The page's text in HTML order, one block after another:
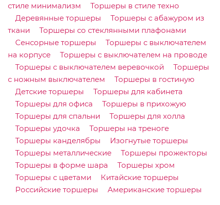
стиле минимализм
Торшеры в стиле техно
Деревянные торшеры
Торшеры с абажуром из
ткани
Торшеры со стеклянными плафонами
Сенсорные торшеры
Торшеры с выключателем
на корпусе
Торшеры с выключателем на проводе
Торшеры с выключателем веревочкой
Торшеры
с ножным выключателем
Торшеры в гостиную
Детские торшеры
Торшеры для кабинета
Торшеры для офиса
Торшеры в прихожую
Торшеры для спальни
Торшеры для холла
Торшеры удочка
Торшеры на треноге
Торшеры канделябры
Изогнутые торшеры
Торшеры металлические
Торшеры прожекторы
Торшеры в форме шара
Торшеры хром
Торшеры с цветами
Китайские торшеры
Российские торшеры
Американские торшеры